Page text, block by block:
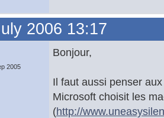
2006 13:17
2005
Bonjour,
Il faut aussi penser
Microsoft choisit les
(http://